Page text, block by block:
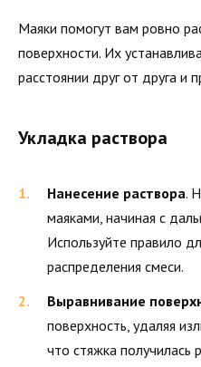
Маяки помогут вам ровно
поверхности. Их
расстоянии друг от друга и
Укладка раствора
Нанесение раствора.
маяками, начиная с
Используйте правило
распределения смеси.
Выравнивание
поверхность, удаляя
что стяжка получилась